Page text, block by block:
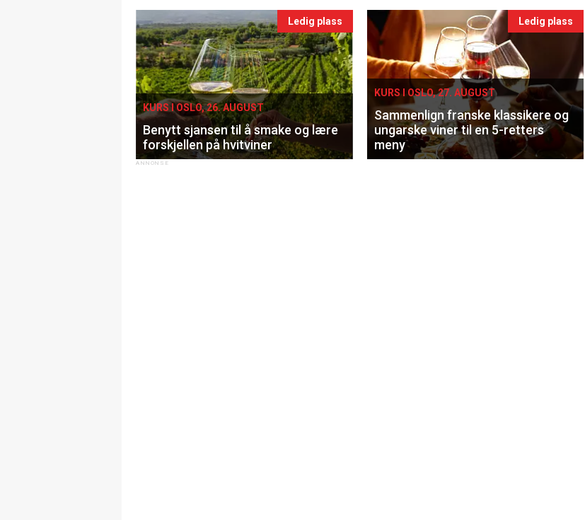
Ledig plass
KURS I OSLO, 26. AUGUST
Benytt sjansen til å smake og lære
forskjellen på hvitviner
Ledig plass
KURS I OSLO, 27. AUGUST
Sammenlign franske klassikere og
ungarske viner til en 5-retters
meny